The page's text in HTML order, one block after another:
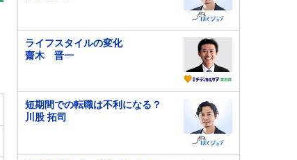
ライフスタイルの変化
齋木 晋一
短期間での転職は不利になる？
川股 拓司